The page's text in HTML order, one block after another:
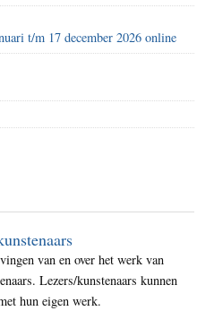
t/m 17 december 2026 online
van en over het werk van
Lezers/kunstenaars kunnen
hun eigen werk.